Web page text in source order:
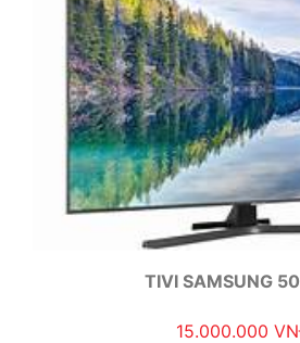
TIVI SAMSUNG
15.000.000